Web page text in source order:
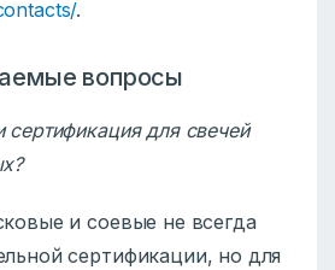
.
вопросы
для свечей
и соевые не всегда
сертификации, но для